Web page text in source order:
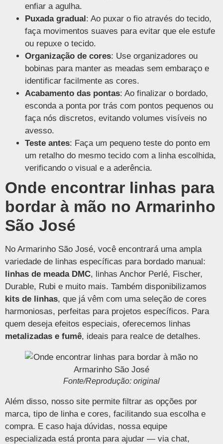
enfiar a agulha.
Puxada gradual : Ao puxar o fio através do tecido,
faça movimentos suaves para evitar que ele estufe
ou repuxe o tecido.
Organização de cores: Use organizadores ou
bobinas para manter as meadas sem embaraço e
identificar facilmente as cores.
Acabamento das pontas: Ao finalizar o bordado,
esconda a ponta por trás com pontos pequenos ou
faça nós discretos, evitando volumes visíveis no
avesso.
Teste antes: Faça um pequeno teste do ponto em
um retalho do mesmo tecido com a linha escolhida,
verificando o visual e a aderência.
Onde encontrar linhas para
bordar à mão no Armarinho
São José
No Armarinho São José, você encontrará uma ampla
variedade de linhas específicas para bordado manual:
linhas de meada DMC, linhas Anchor Perlé, Fischer,
Durable, Rubi e muito mais. Também disponibilizamos
kits de linhas, que já vêm com uma seleção de cores
harmoniosas, perfeitas para projetos específicos. Para
quem deseja efeitos especiais, oferecemos linhas
metalizadas e fumê, ideais para realce de detalhes.
Fonte/Reprodução: original
Além disso, nosso site permite filtrar as opções por
marca, tipo de linha e cores, facilitando sua escolha e
compra. E caso haja dúvidas, nossa equipe
especializada está pronta para ajudar — via chat,